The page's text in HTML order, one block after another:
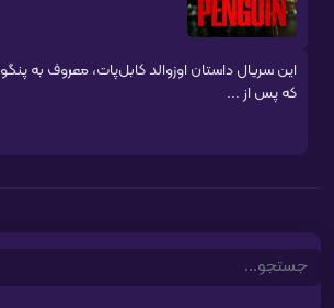
این سریال داستان اوزوالد کابل‌پات، معروف به
که پس از ...
Search